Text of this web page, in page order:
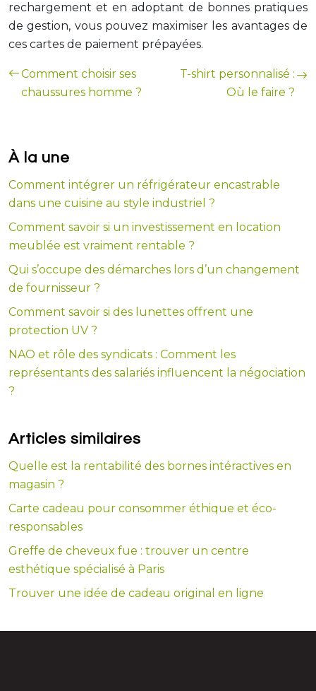
rechargement et en adoptant de bonnes pratiques
de gestion, vous pouvez maximiser les avantages de
ces cartes de paiement prépayées.
Comment choisir ses
chaussures homme ?
T-shirt personnalisé :
Où le faire ?
À la une
Comment intégrer un réfrigérateur encastrable
dans une cuisine au style industriel ?
Comment savoir si un investissement en location
meublée est vraiment rentable ?
Qui s’occupe des démarches lors d’un changement
de fournisseur ?
Comment savoir si des lunettes offrent une
protection UV ?
NAO et rôle des syndicats : Comment les
représentants des salariés influencent la négociation
?
Articles similaires
Quelle est la rentabilité des bornes intéractives en
magasin ?
Carte cadeau pour consommer éthique et éco-
responsables
Greffe de cheveux fue : trouver un centre
esthétique spécialisé à Paris
Trouver une idée de cadeau original en ligne